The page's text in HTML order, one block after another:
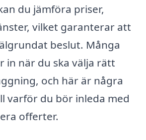
du jämföra priser,
vilket garanterar att
beslut. Många
in när du ska välja rätt
och här är några
varför du bör inleda med
offerter.